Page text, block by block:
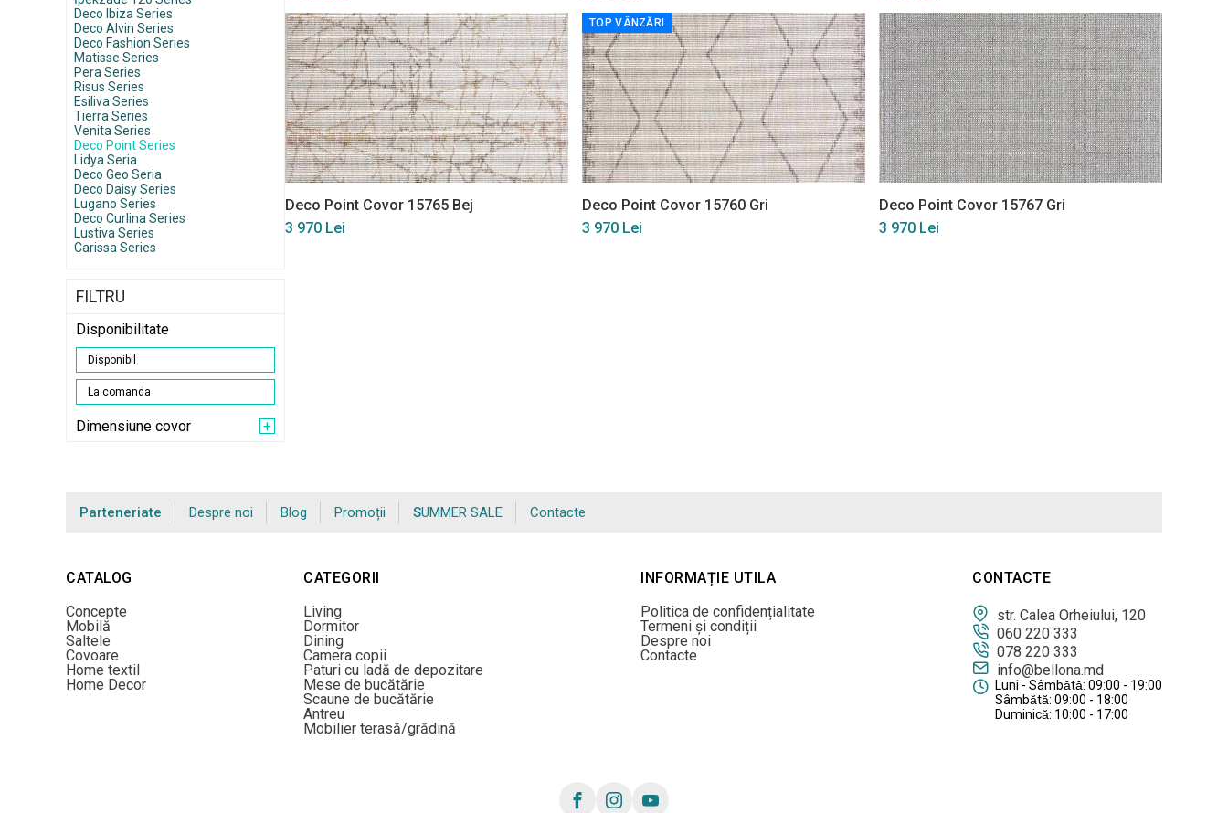
Deco Ibiza Series
Deco Alvin Series
Deco Fashion Series
Matisse Series
Pera Series
Risus Series
Esiliva Series
Tierra Series
Venita Series
Deco Point Series
Lidya Seria
Deco Geo Seria
Deco Daisy Series
Lugano Series
Deco Curlina Series
Lustiva Series
Carissa Series
FILTRU
Disponibilitate
Disponibil
La comanda
Dimensiune covor
Deco Point Covor 15765 Bej
3 970 Lei
TOP VÂNZĂRI
Deco Point Covor 15760 Gri
3 970 Lei
Deco Point Covor 15767 Gri
3 970 Lei
Parteneriate Despre noi Blog Promoții SUMMER SALE Contacte
CATALOG
Concepte
Mobilă
Saltele
Covoare
Home textil
Home Decor
CATEGORII
Living
Dormitor
Dining
Camera copii
Paturi cu ladă de depozitare
Mese de bucătărie
Scaune de bucătărie
Antreu
Mobilier terasă/grădină
INFORMAȚIE UTILA
Politica de confidențialitate
Termeni și condiții
Despre noi
Contacte
CONTACTE
str. Calea Orheiului, 120
060 220 333
078 220 333
info@bellona.md
Luni - Sâmbătă: 09:00 - 19:00
Sâmbătă: 09:00 - 18:00
Duminică: 10:00 - 17:00